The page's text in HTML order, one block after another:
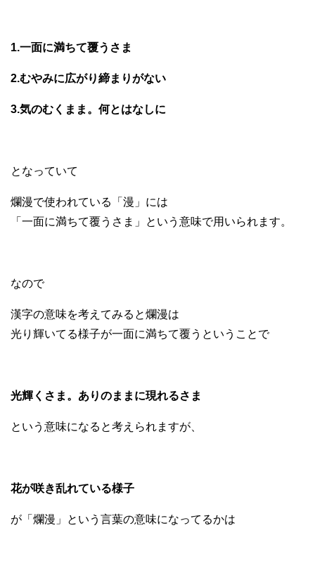
1.一面に満ちて覆うさま
2.むやみに広がり締まりがない
3.気のむくまま。何とはなしに
となっていて
爛漫で使われている「漫」には
「一面に満ちて覆うさま」という意味で用いられます。
なので
漢字の意味を考えてみると爛漫は
光り輝いてる様子が一面に満ちて覆うということで
光輝くさま。ありのままに現れるさま
という意味になると考えられますが、
花が咲き乱れている様子
が「爛漫」という言葉の意味になってるかは